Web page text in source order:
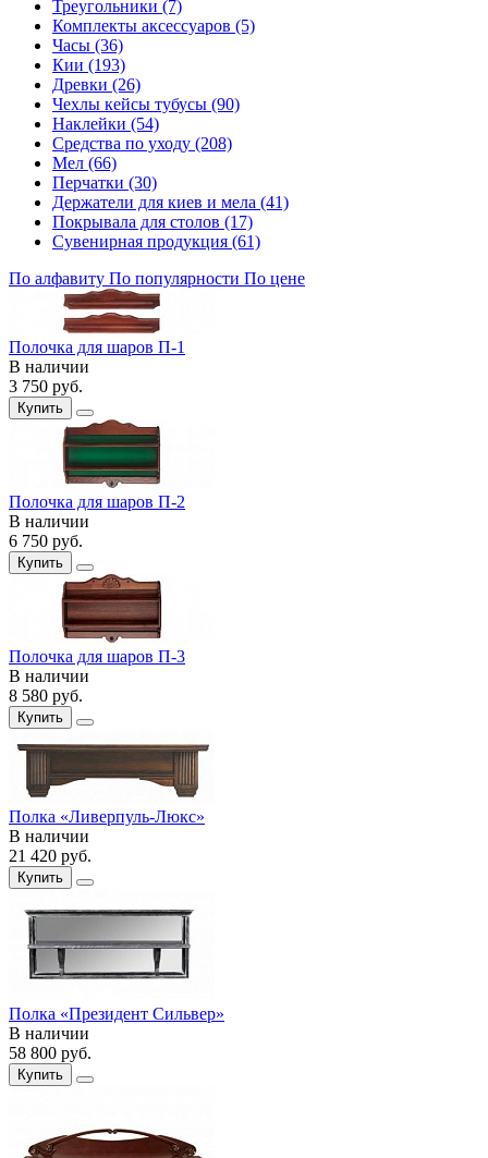
Треугольники (7)
Комплекты аксессуаров (5)
Часы (36)
Кии (193)
Древки (26)
Чехлы кейсы тубусы (90)
Наклейки (54)
Средства по уходу (208)
Мел (66)
Перчатки (30)
Держатели для киев и мела (41)
Покрывала для столов (17)
Сувенирная продукция (61)
По алфавиту По популярности По цене
Полочка для шаров П-1
В наличии
3 750 руб.
Купить
Полочка для шаров П-2
В наличии
6 750 руб.
Купить
Полочка для шаров П-3
В наличии
8 580 руб.
Купить
Полка «Ливерпуль-Люкс»
В наличии
21 420 руб.
Купить
Полка «Президент Сильвер»
В наличии
58 800 руб.
Купить